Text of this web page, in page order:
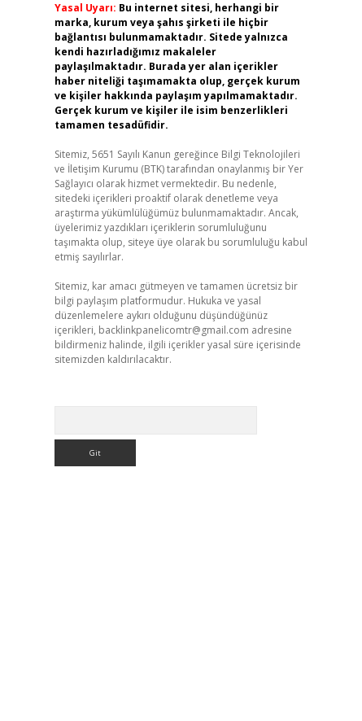
Yasal Uyarı: Bu internet sitesi, herhangi bir
marka, kurum veya şahıs şirketi ile hiçbir
bağlantısı bulunmamaktadır. Sitede yalnızca
kendi hazırladığımız makaleler
paylaşılmaktadır. Burada yer alan içerikler
haber niteliği taşımamakta olup, gerçek kurum
ve kişiler hakkında paylaşım yapılmamaktadır.
Gerçek kurum ve kişiler ile isim benzerlikleri
tamamen tesadüfidir.
Sitemiz, 5651 Sayılı Kanun gereğince Bilgi Teknolojileri
ve İletişim Kurumu (BTK) tarafından onaylanmış bir Yer
Sağlayıcı olarak hizmet vermektedir. Bu nedenle,
sitedeki içerikleri proaktif olarak denetleme veya
araştırma yükümlülüğümüz bulunmamaktadır. Ancak,
üyelerimiz yazdıkları içeriklerin sorumluluğunu
taşımakta olup, siteye üye olarak bu sorumluluğu kabul
etmiş sayılırlar.
Sitemiz, kar amacı gütmeyen ve tamamen ücretsiz bir
bilgi paylaşım platformudur. Hukuka ve yasal
düzenlemelere aykırı olduğunu düşündüğünüz
içerikleri, backlinkpanelicomtr@gmail.com adresine
bildirmeniz halinde, ilgili içerikler yasal süre içerisinde
sitemizden kaldırılacaktır.